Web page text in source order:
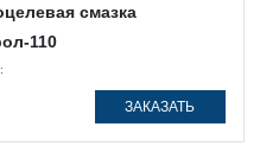
смазка
110
ЗАКАЗАТЬ